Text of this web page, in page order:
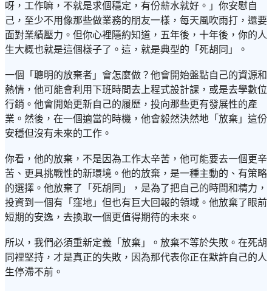
呀，工作嘛，不就是求個穩定，有份薪水就好。」你安慰自
己，至少不用像那些做業務的朋友一樣，每天風吹雨打，還要
面對業績壓力。但你心裡隱約知道，五年後，十年後，你的人
生大概也就是這個樣子了。這，就是典型的「死胡同」。
一個「聰明的放棄者」會怎麼做？他會開始盤點自己的資源和
熱情，他可能會利用下班時間去上程式設計課，或是去學數位
行銷。他會開始更新自己的履歷，投向那些更有發展性的產
業。然後，在一個適當的時機，他會毅然決然地「放棄」這份
安穩但沒有未來的工作。
你看，他的放棄，不是因為工作太辛苦，他可能要去一個更辛
苦、更具挑戰性的新環境。他的放棄，是一種主動的、有策略
的選擇。他放棄了「死胡同」，是為了把自己的時間和精力，
投資到一個有「窪地」但也有巨大回報的領域。他放棄了眼前
短期的安逸，去換取一個更值得期待的未來。
所以，我們必須重新定義「放棄」。放棄不等於失敗。在死胡
同裡堅持，才是真正的失敗，因為那代表你正在默許自己的人
生停滯不前。